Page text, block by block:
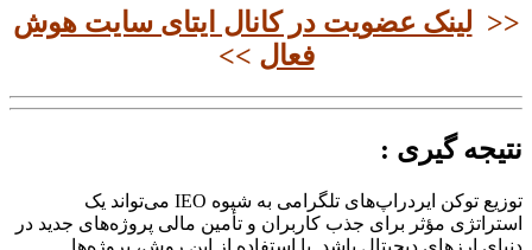
<< لینک عضویت در کانال ایتای سایت هوش
فعال >>
نتیجه گیری :
توزیع توکن ایردراپ‌های تلگرامی به شیوه IEO می‌تواند یک
استراتژی مؤثر برای جذب کاربران و تأمین مالی پروژه‌های جدید در